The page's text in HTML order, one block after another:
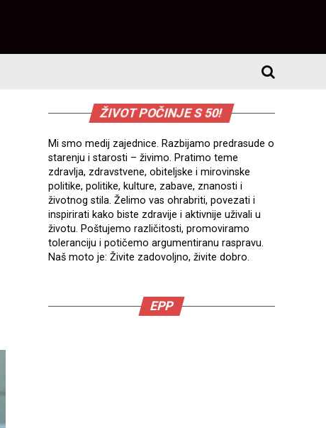
ŽIVOT POČINJE S 50!
Mi smo medij zajednice. Razbijamo predrasude o
starenju i starosti – živimo. Pratimo teme
zdravlja, zdravstvene, obiteljske i mirovinske
politike, politike, kulture, zabave, znanosti i
životnog stila. Želimo vas ohrabriti, povezati i
inspirirati kako biste zdravije i aktivnije uživali u
životu. Poštujemo različitosti, promoviramo
toleranciju i potičemo argumentiranu raspravu.
Naš moto je: Živite zadovoljno, živite dobro.
EPP